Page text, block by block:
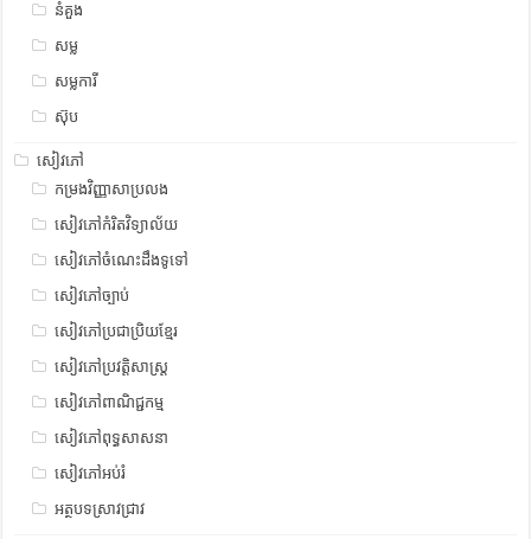
នំគួង
សម្ល
សម្លការី
ស៊ុប
សៀវភៅ
កម្រងវិញ្ញាសាប្រលង
សៀវភៅកំរិតវិទ្យាល័យ
សៀវភៅចំណេះដឹងទូទៅ
សៀវភៅច្បាប់
សៀវភៅប្រជាប្រិយខ្មែរ
សៀវភៅប្រវត្តិសាស្រ្ត
សៀវភៅពាណិជ្ជកម្ម
សៀវភៅពុទ្ធសាសនា
សៀវភៅអប់រំ
អត្ថបទស្រាវជ្រាវ